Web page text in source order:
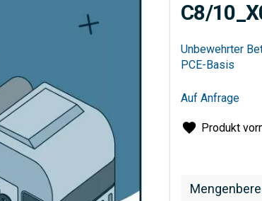
C8/
Unbewehrter
PCE-Basis
Auf Anfrage
Produkt